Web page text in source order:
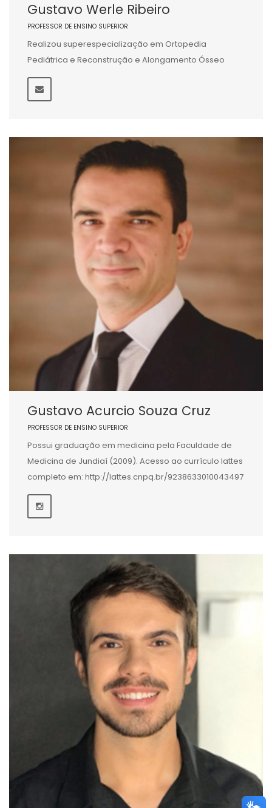
Gustavo Werle Ribeiro
PROFESSOR DE ENSINO SUPERIOR
Realizou superespecialização em Ortopedia
Pediátrica e Reconstrução e Alongamento Ósseo
Gustavo Acurcio Souza Cruz
PROFESSOR DE ENSINO SUPERIOR
Possui graduação em medicina pela Faculdade de
Medicina de Jundiaí (2009). Acesso ao currículo lattes
completo em: http://lattes.cnpq.br/9238633010043497